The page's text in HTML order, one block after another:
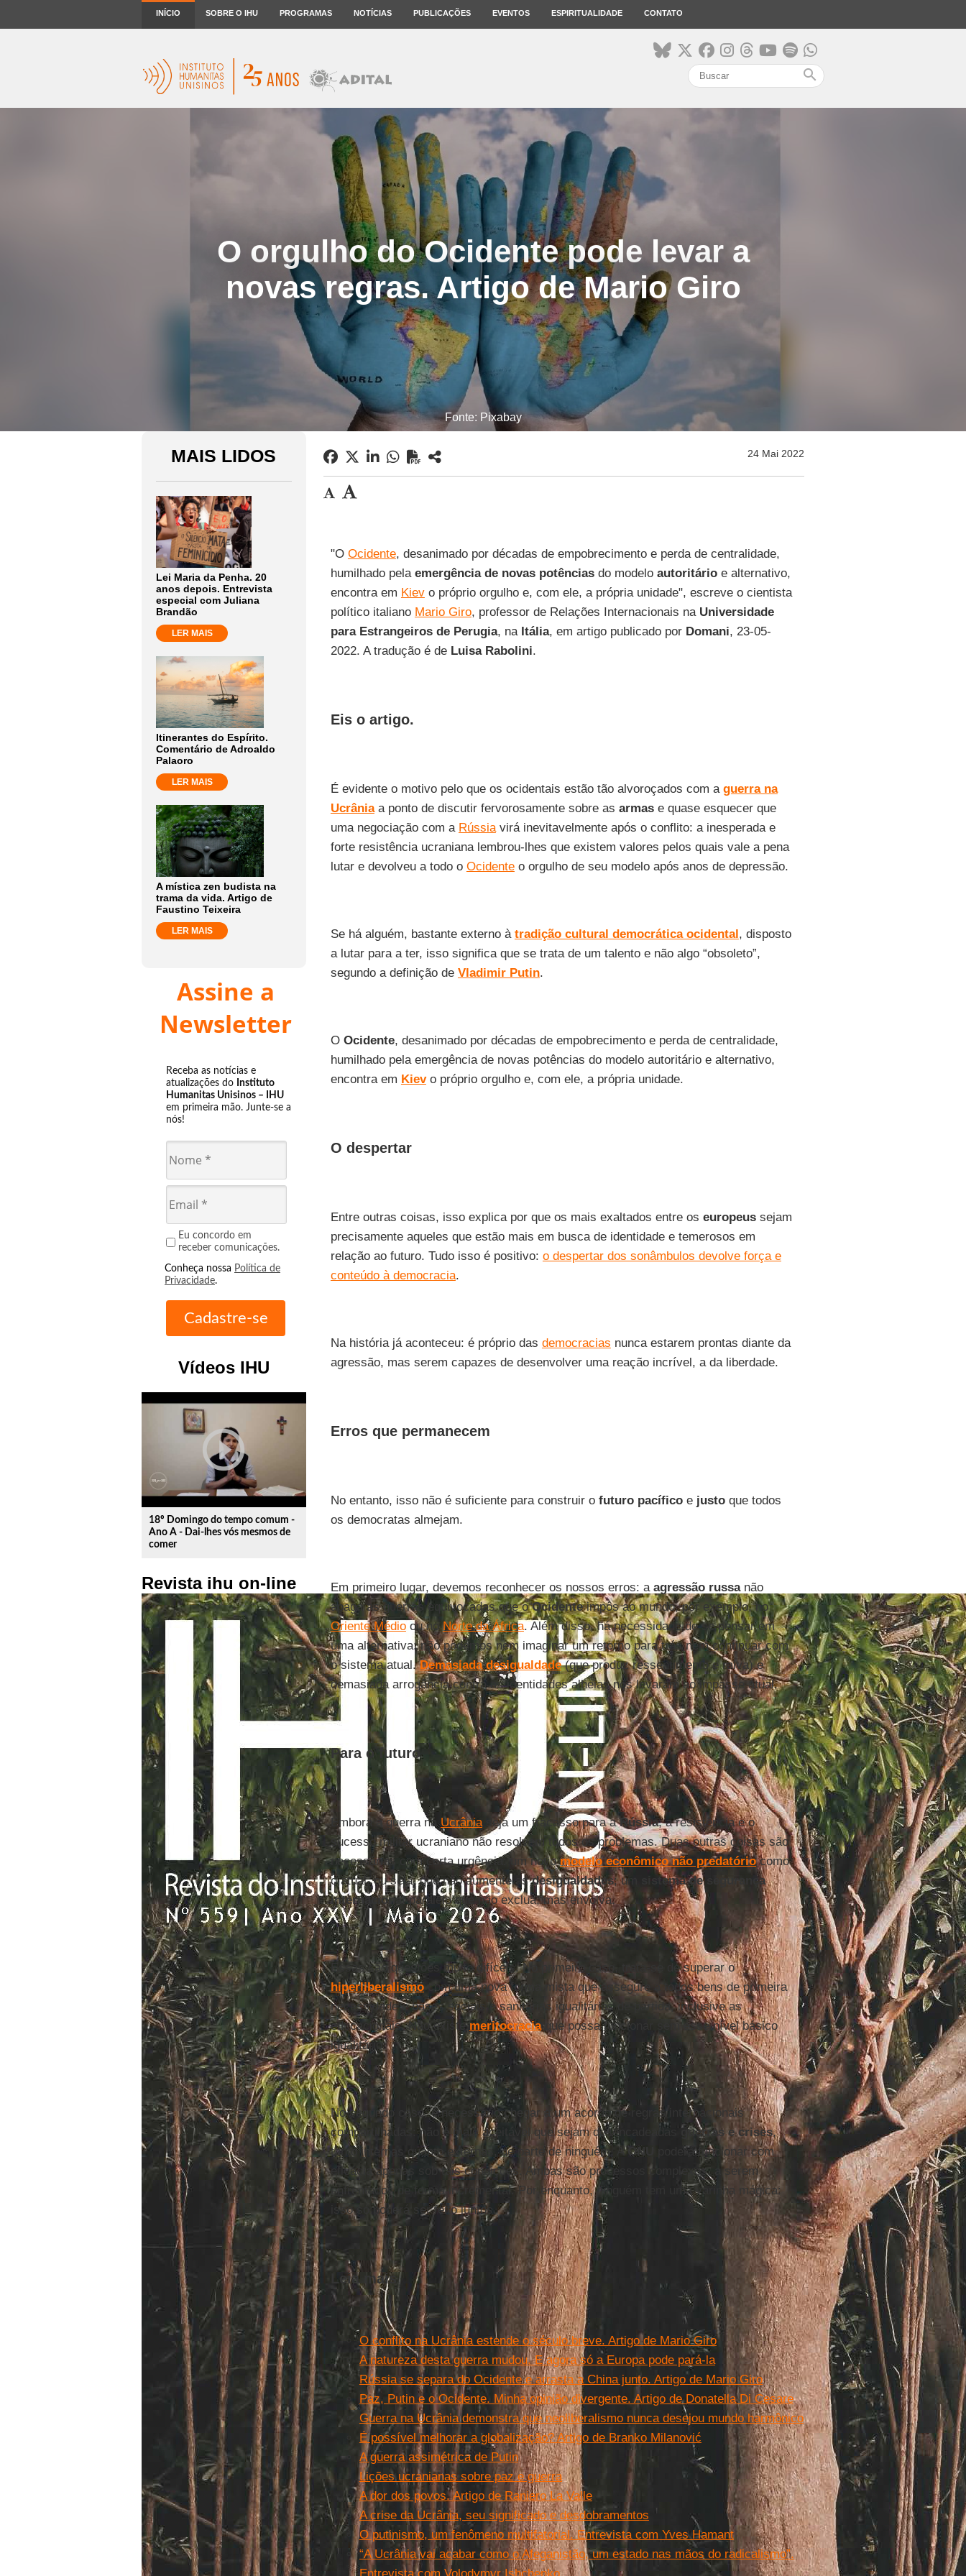
INÍCIO SOBRE O IHU PROGRAMAS NOTÍCIAS PUBLICAÇÕES EVENTOS ESPIRITUALIDADE CONTATO
search
O orgulho do Ocidente pode levar a
novas regras. Artigo de Mario Giro
Fonte: Pixabay
MAIS LIDOS
Lei Maria da Penha. 20
anos depois. Entrevista
especial com Juliana
Brandão
LER MAIS
Itinerantes do Espírito.
Comentário de Adroaldo
Palaoro
LER MAIS
A mística zen budista na
trama da vida. Artigo de
Faustino Teixeira
LER MAIS
Assine a
Newsletter
Receba as notícias e
atualizações do Instituto
Humanitas Unisinos – IHU
em primeira mão. Junte-se a
nós!
Eu concordo em
receber comunicações.
Conheça nossa Política de
Privacidade.
Vídeos IHU
play_circle_outline
18º Domingo do tempo comum -
Ano A - Dai-lhes vós mesmos de
comer
Revista ihu on-line
24 Mai 2022
"O Ocidente, desanimado por décadas de empobrecimento e perda de centralidade,
humilhado pela emergência de novas potênciasdo modelo autoritárioe alternativo,
encontra em Kievo próprio orgulho e, com ele, a própria unidade", escreve o cientista
político italiano Mario Giro, professor de Relações Internacionais na Universidade
para Estrangeiros de Perugia, na Itália, em artigo publicado por Domani, 23-05-
2022. A tradução é deLuisa Rabolini.
Eis o artigo.
É evidente o motivo pelo que os ocidentais estão tão alvoroçados com a guerra na
Ucrâniaa ponto de discutir fervorosamente sobre as armase quase esquecer que
uma negociação com a Rússiavirá inevitavelmente após o conflito: a inesperada e
forte resistência ucraniana lembrou-lhes que existem valores pelos quais vale a pena
lutar e devolveu a todo o Ocidenteo orgulho de seu modelo após anos de depressão.
Se há alguém, bastante externo à tradição cultural democrática ocidental, disposto
a lutar para a ter, isso significa que se trata de um talento e não algo “obsoleto”,
segundo a definição de Vladimir Putin.
O Ocidente, desanimado por décadas de empobrecimento e perda de centralidade,
humilhado pela emergência de novas potências do modelo autoritário e alternativo,
encontra em Kievo próprio orgulho e, com ele, a própria unidade.
O despertar
Entre outras coisas, isso explica por que os mais exaltados entre os europeussejam
precisamente aqueles que estão mais em busca de identidade e temerosos em
relação ao futuro. Tudo isso é positivo: o despertar dos sonâmbulos devolve força e
conteúdo à democracia.
Na história já aconteceu: é próprio das democracias nunca estarem prontas diante da
agressão, mas serem capazes de desenvolver uma reação incrível, a da liberdade.
Erros que permanecem
No entanto, isso não é suficiente para construir ofuturo pacíficoe justoque todos
os democratas almejam.
Em primeiro lugar, devemos reconhecer os nossos erros: a agressão russanão
apaga as guerras equivocadas que oOcidenteimpôs ao mundo, por exemplo, no
Oriente Médioou noNorte da África. Além disso, há necessidade de se pensar em
uma alternativa: não podemos nem imaginar um retorno para trás nem continuar com
o sistema atual.Demasiada desigualdade(que produz ressentimento e raiva) e
demasiada arrogância contra as identidades alheias nos levaram ao impasse atual.
Para o futuro
Embora a guerra naUcrâniaseja um fracasso para aRússia, a resistência e o
sucesso militar ucraniano não resolvem todos os problemas. Duas outras coisas são
necessárias com certa urgência: um novomodelo econômico não predatóriocomo
o atual, ou seja, que não aumente asdesigualdades; um
sistema de segurança
internacionalparalelo que não exclua, mas envolva.
Essas são questões muito difíceis. No primeiro caso, trata-se de superar o
hiperliberalismocom uma nova forma mista que assegure a todos bens de primeira
necessidade e bases sociais e sanitárias igualitárias de partida, inclusive as
educacionais. Não existemeritocraciaque possa funcionar sem esse nível básico
igualitário.
No segundo caso, é necessário chegar a um acordo de regras internacionais
compartilhadas: não é mais aceitável que sejam desencadeadas guerras e crises,
tanto internas quanto externas, de parte de ninguém. AONU
poderá funcionar com
eficácia apenas sob tais condições. Ambas são processos complexos, a serem
enfrentados de forma incremental. Por enquanto, ninguém tem uma varinha mágica:
isso só poderá ser feito juntos.
Leia mais
O conflito na Ucrânia estende o século breve. Artigo de Mario Giro
A natureza desta guerra mudou. E agora só a Europa pode pará-la
Rússia se separa do Ocidente e arrasta a China junto. Artigo de Mario Giro
Paz, Putin e o Ocidente. Minha opinião divergente. Artigo de Donatella Di Cesare
Guerra na Ucrânia demonstra que neoliberalismo nunca desejou mundo harmônico
É possível melhorar a globalização? Artigo de Branko Milanović
A guerra assimétrica de Putin
Lições ucranianas sobre paz e guerra
A dor dos povos. Artigo de Raniero La Valle
A crise da Ucrânia, seu significado e desdobramentos
O putinismo, um fenômeno multifatorial. Entrevista com Yves Hamant
“A Ucrânia vai acabar como o Afeganistão, um estado nas mãos do radicalismo”.